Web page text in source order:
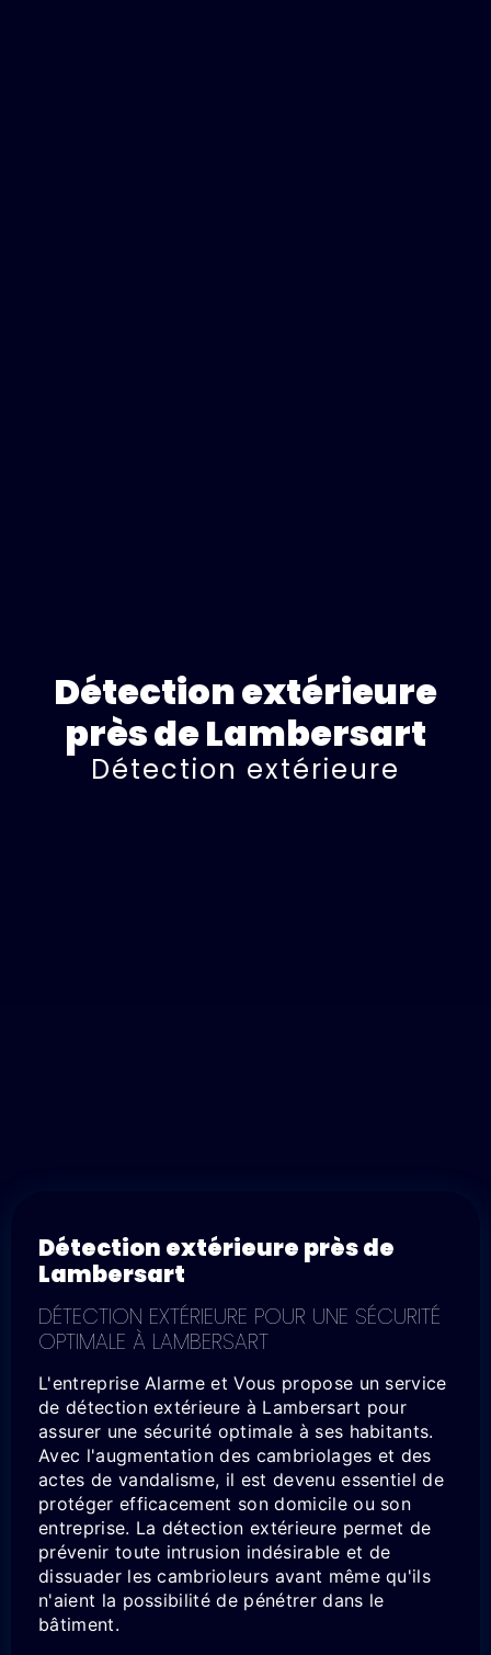
Détection extérieure
près de Lambersart
Détection extérieure
Détection extérieure près de
Lambersart
DÉTECTION EXTÉRIEURE POUR UNE SÉCURITÉ
OPTIMALE À LAMBERSART
L'entreprise Alarme et Vous propose un service
de détection extérieure à Lambersart pour
assurer une sécurité optimale à ses habitants.
Avec l'augmentation des cambriolages et des
actes de vandalisme, il est devenu essentiel de
protéger efficacement son domicile ou son
entreprise. La détection extérieure permet de
prévenir toute intrusion indésirable et de
dissuader les cambrioleurs avant même qu'ils
n'aient la possibilité de pénétrer dans le
bâtiment.